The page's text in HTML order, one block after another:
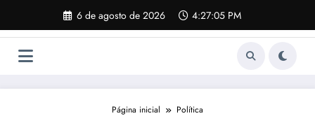
o
6 de agosto de 2026 4:27:05 PM
Página inicial
Política